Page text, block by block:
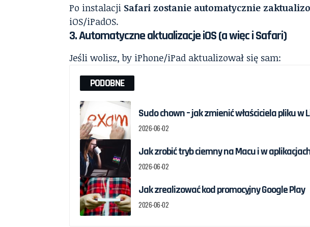
Po instalacji Safari zostanie automatycznie
iOS/iPadOS.
3. Automatyczne aktualizacje iOS (a więc i Safari)
Jeśli wolisz, by iPhone/iPad aktualizował się sam:
PODOBNE
Sudo chown – jak zmienić właściciela pliku w
2026-06-02
Jak zrobić tryb ciemny na Macu i w
2026-06-02
Jak zrealizować kod promocyjny Google Play
2026-06-02